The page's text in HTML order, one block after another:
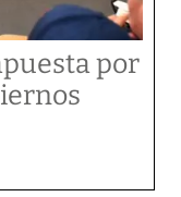
por